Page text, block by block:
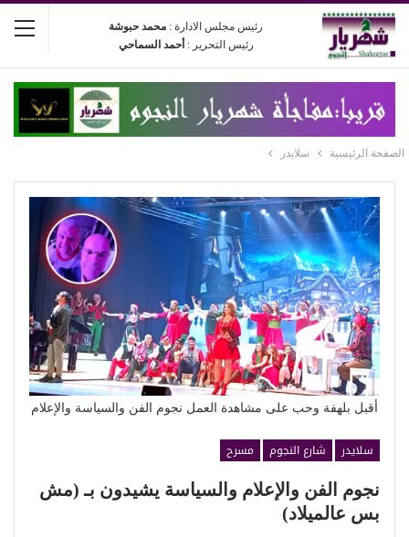
رئيس مجلس الادارة : محمد حبوشة
رئيس التحرير : أحمد السماحي
الصفحة الرئيسية سلايدر
أقبل بلهفة وحب على مشاهدة العمل نجوم الفن والسياسة والإعلام
سلايدر شارع النجوم
مسرح
نجوم الفن والإعلام والسياسة يشيدون بـ (مش
بس عالميلاد)